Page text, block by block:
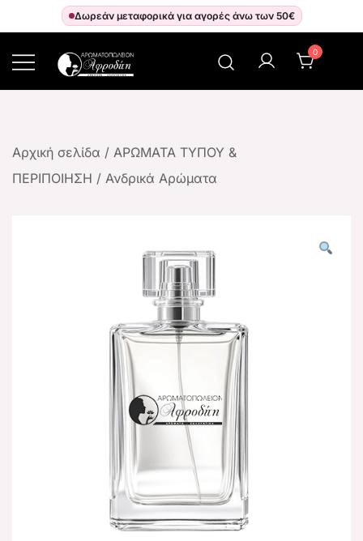
Δωρεάν μεταφορικά για αγορές άνω των 50€
0
Αρχική σελίδα / ΑΡΩΜΑΤΑ ΤΥΠΟΥ &
ΠΕΡΙΠΟΙΗΣΗ / Ανδρικά Αρώματα